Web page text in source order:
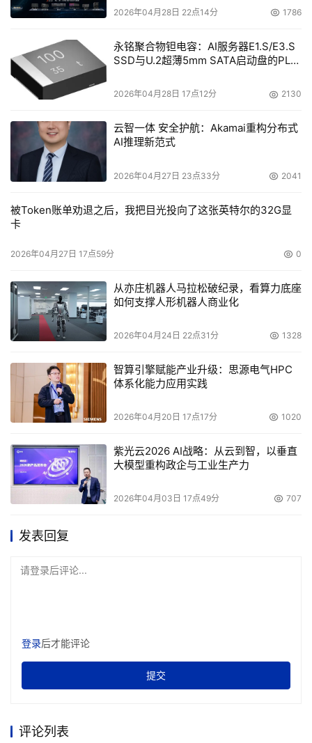
2026年04月28日 22点14分 1786
永铭聚合物钽电容：AI服务器E1.S/E3.S
SSD与U.2超薄5mm SATA启动盘的PLP
2026年04月28日 17点12分 2130
云智一体 安全护航：Akamai重构分布式
AI推理新范式
2026年04月27日 23点33分 2041
被Token账单劝退之后，我把目光投向了这张英特尔的32G显
卡
2026年04月27日 17点59分 0
从亦庄机器人马拉松破纪录，看算力底座
如何支撑人形机器人商业化
2026年04月24日 22点31分 1328
智算引擎赋能产业升级：思源电气HPC
体系化能力应用实践
2026年04月20日 17点17分 1020
紫光云2026 AI战略：从云到智，以垂直
大模型重构政企与工业生产力
2026年04月03日 17点49分 707
发表回复
请登录后评论...
登录后才能评论
提交
评论列表